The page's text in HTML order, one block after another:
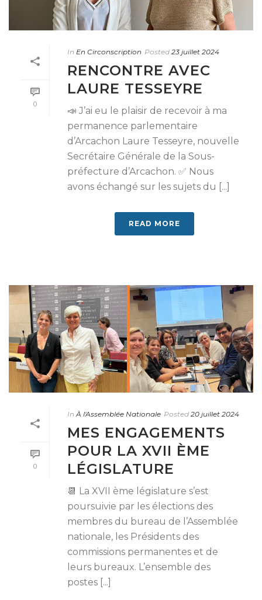
0
In En Circonscription Posted 23 juillet 2024
RENCONTRE AVEC
LAURE TESSEYRE
📣 J’ai eu le plaisir de recevoir à ma
permanence parlementaire
d’Arcachon Laure Tesseyre, nouvelle
Secrétaire Générale de la Sous-
préfecture d’Arcachon. ✅ Nous
avons échangé sur les sujets du [...]
READ MORE
0
In À l'Assemblée Nationale Posted 20 juillet 2024
MES ENGAGEMENTS
POUR LA XVII ÈME
LÉGISLATURE
📆 La XVII ème législature s’est
poursuivie par les élections des
membres du bureau de l’Assemblée
nationale, les Présidents des
commissions permanentes et de
leurs bureaux. L’ensemble des
postes [...]